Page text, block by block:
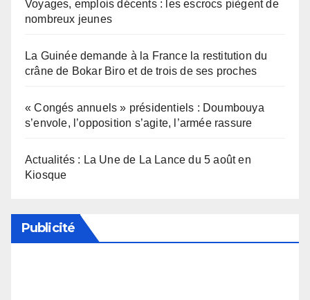
Voyages, emplois décents : les escrocs piègent de
nombreux jeunes
La Guinée demande à la France la restitution du
crâne de Bokar Biro et de trois de ses proches
« Congés annuels » présidentiels : Doumbouya
s’envole, l’opposition s’agite, l’armée rassure
Actualités : La Une de La Lance du 5 août en
Kiosque
Publicité